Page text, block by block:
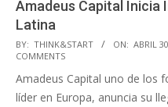
Amadeus Capital Inicia
Latina
2014-
04-
30
BY: THINK&START ON: ABRIL
COMMENTS
Amadeus Capital uno de los
líder en Europa, anuncia su